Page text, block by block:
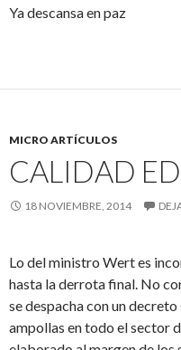
Ya descansa en paz
MICRO ARTÍCULOS
CALIDAD
18 NOVIEMBRE, 2014
Lo del ministro Wert es
hasta la derrota final. No
se despacha con un
ampollas en todo el sector